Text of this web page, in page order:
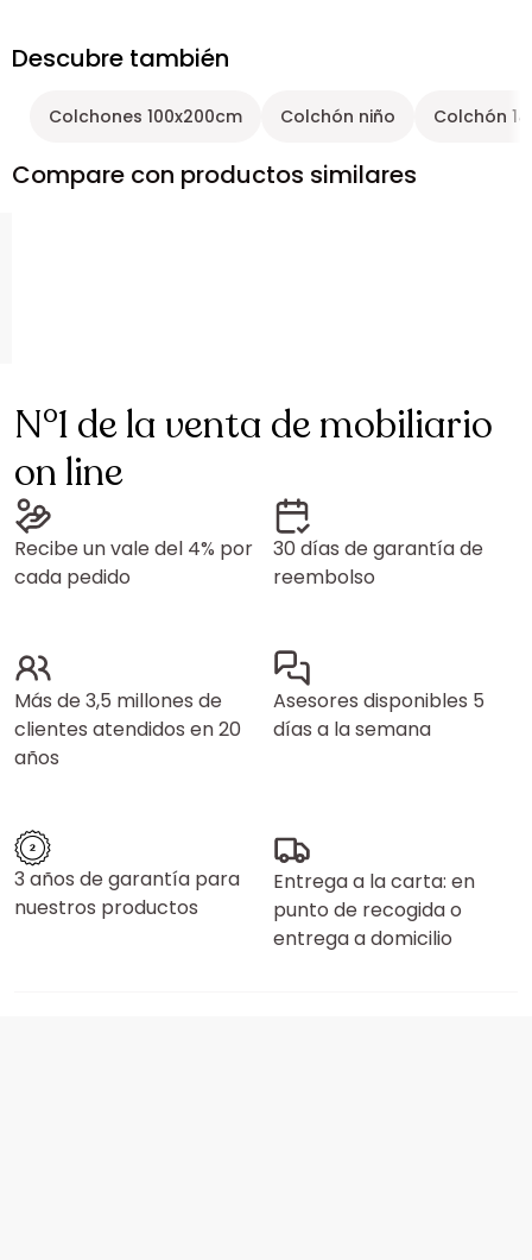
Descubre también
Colchones 100x200cm Colchón niño Colchón
Compare con productos similares
N°1 de la venta de mobiliario
on line
Recibe un vale del 4% por
cada pedido
30 días de garantía de
reembolso
Más de 3,5 millones de
clientes atendidos en 20
años
Asesores disponibles 5
días a la semana
3 años de garantía para
nuestros productos
Entrega a la carta: en
punto de recogida o
entrega a domicilio